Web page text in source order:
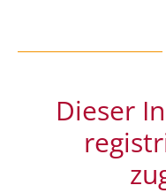
Dieser